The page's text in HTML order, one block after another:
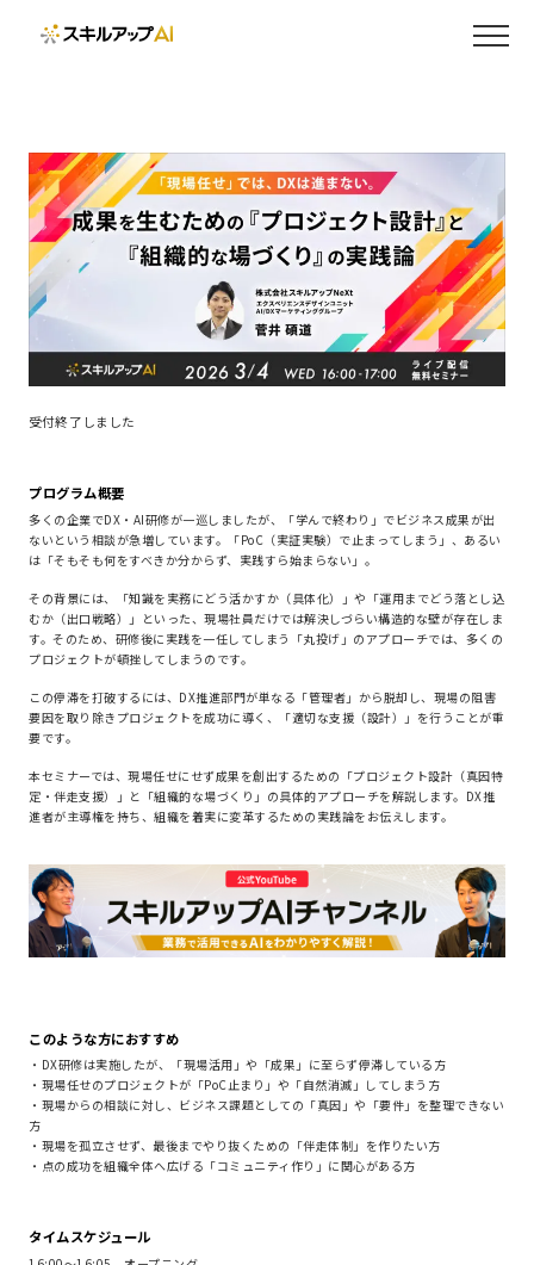
受付終了しました
プログラム概要
多くの企業でDX・AI研修が一巡しましたが、「学んで終わり」でビジネス成果が出
ないという相談が急増しています。「PoC（実証実験）で止まってしまう」、あるい
は「そもそも何をすべきか分からず、実践すら始まらない」。
その背景には、「知識を実務にどう活かすか（具体化）」や「運用までどう落とし込
むか（出口戦略）」といった、現場社員だけでは解決しづらい構造的な壁が存在しま
す。そのため、研修後に実践を一任してしまう「丸投げ」のアプローチでは、多くの
プロジェクトが頓挫してしまうのです。
この停滞を打破するには、DX推進部門が単なる「管理者」から脱却し、現場の阻害
要因を取り除きプロジェクトを成功に導く、「適切な支援（設計）」を行うことが重
要です。
本セミナーでは、現場任せにせず成果を創出するための「プロジェクト設計（真因特
定・伴走支援）」と「組織的な場づくり」の具体的アプローチを解説します。DX推
進者が主導権を持ち、組織を着実に変革するための実践論をお伝えします。
このような方におすすめ
・DX研修は実施したが、「現場活用」や「成果」に至らず停滞している方
・現場任せのプロジェクトが「PoC止まり」や「自然消滅」してしまう方
・現場からの相談に対し、ビジネス課題としての「真因」や「要件」を整理できない
方
・現場を孤立させず、最後までやり抜くための「伴走体制」を作りたい方
・点の成功を組織全体へ広げる「コミュニティ作り」に関心がある方
タイムスケジュール